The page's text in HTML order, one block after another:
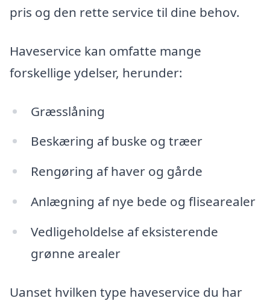
pris og den rette service til dine behov.
Haveservice kan omfatte mange
forskellige ydelser, herunder:
Græsslåning
Beskæring af buske og træer
Rengøring af haver og gårde
Anlægning af nye bede og flisearealer
Vedligeholdelse af eksisterende
grønne arealer
Uanset hvilken type haveservice du har